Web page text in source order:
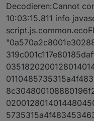
Decodieren:Cannot
10:03:15.811 info